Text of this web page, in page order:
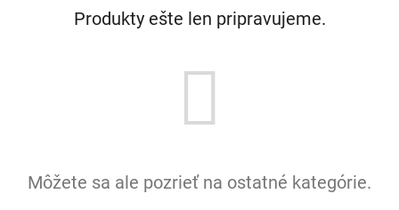
Produkty ešte len pripravujeme.
Môžete sa ale pozrieť na ostatné kategórie.